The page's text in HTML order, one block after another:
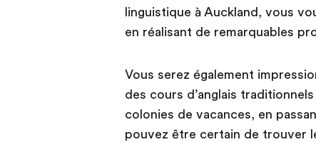
linguistique à Auckland, vous
en réalisant de remarquables
Vous serez également
des cours d’anglais
colonies de vacances, en
pouvez être certain de trouver